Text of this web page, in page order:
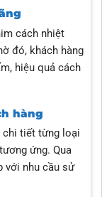
cách nhiệt
đó, khách hàng
hiệu quả cách
hàng
chi tiết từng loại
ứng. Qua
với nhu cầu sử